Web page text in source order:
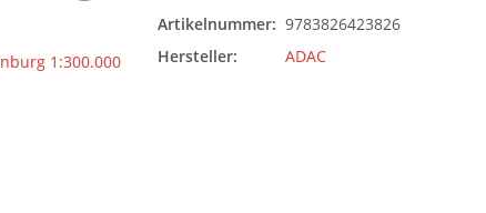
Artikelnummer: 9783826423826
Hersteller:
ADAC